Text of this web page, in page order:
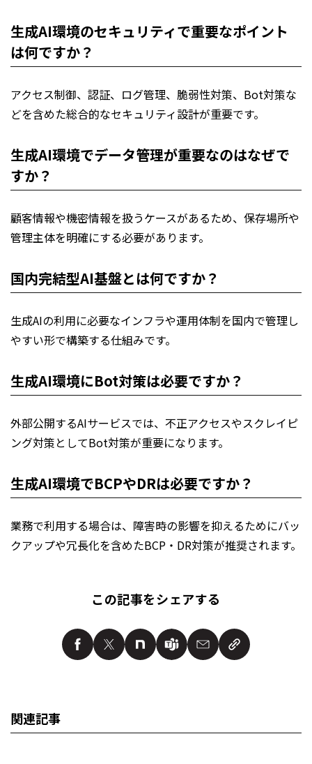
生成AI環境のセキュリティで重要なポイント
は何ですか？
アクセス制御、認証、ログ管理、脆弱性対策、Bot対策な
どを含めた総合的なセキュリティ設計が重要です。
生成AI環境でデータ管理が重要なのはなぜで
すか？
顧客情報や機密情報を扱うケースがあるため、保存場所や
管理主体を明確にする必要があります。
国内完結型AI基盤とは何ですか？
生成AIの利用に必要なインフラや運用体制を国内で管理し
やすい形で構築する仕組みです。
生成AI環境にBot対策は必要ですか？
外部公開するAIサービスでは、不正アクセスやスクレイピ
ング対策としてBot対策が重要になります。
生成AI環境でBCPやDRは必要ですか？
業務で利用する場合は、障害時の影響を抑えるためにバッ
クアップや冗長化を含めたBCP・DR対策が推奨されます。
この記事をシェアする
関連記事